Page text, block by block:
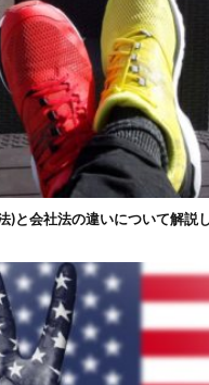
)と会社法の違いについて解説